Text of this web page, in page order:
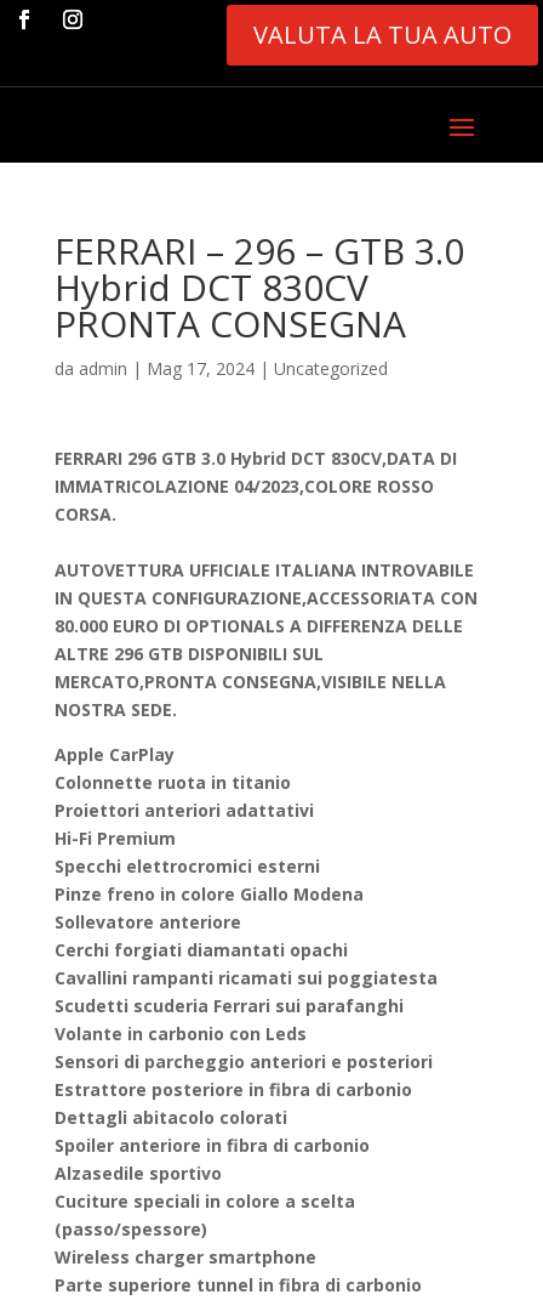
VALUTA LA TUA AUTO
FERRARI – 296 – GTB 3.0
Hybrid DCT 830CV
PRONTA CONSEGNA
da admin | Mag 17, 2024| Uncategorized
FERRARI 296 GTB 3.0 Hybrid DCT 830CV,DATA DI
IMMATRICOLAZIONE 04/2023,COLORE ROSSO
CORSA.
AUTOVETTURA UFFICIALE ITALIANA INTROVABILE
IN QUESTA CONFIGURAZIONE,ACCESSORIATA CON
80.000 EURO DI OPTIONALS A DIFFERENZA DELLE
ALTRE 296 GTB DISPONIBILI SUL
MERCATO,PRONTA CONSEGNA,VISIBILE NELLA
NOSTRA SEDE.
Apple CarPlay
Colonnette ruota in titanio
Proiettori anteriori adattativi
Hi-Fi Premium
Specchi elettrocromici esterni
Pinze freno in colore Giallo Modena
Sollevatore anteriore
Cerchi forgiati diamantati opachi
Cavallini rampanti ricamati sui poggiatesta
Scudetti scuderia Ferrari sui parafanghi
Volante in carbonio con Leds
Sensori di parcheggio anteriori e posteriori
Estrattore posteriore in fibra di carbonio
Dettagli abitacolo colorati
Spoiler anteriore in fibra di carbonio
Alzasedile sportivo
Cuciture speciali in colore a scelta
(passo/spessore)
Wireless charger smartphone
Parte superiore tunnel in fibra di carbonio